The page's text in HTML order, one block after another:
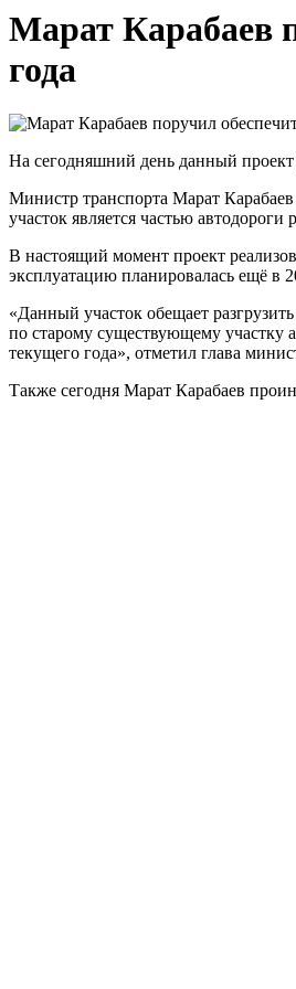
Марат Карабаев
года
На сегодняшний день данный проект
Министр транспорта Марат Карабаев
участок является частью
В настоящий момент проект
эксплуатацию планировалась ещё в
«Данный участок обещает
по старому существующему участку
текущего года», отметил глава
Также сегодня Марат Карабаев